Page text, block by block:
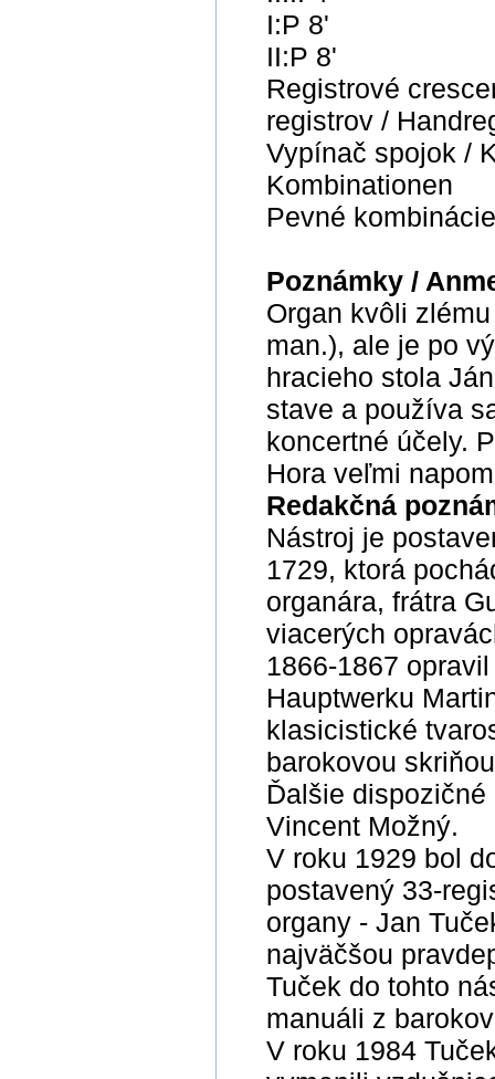
I:P 8'
II:P 8'
Registrové
registrov /
Vypínač spojok /
Kombinationen
Pevné
Poznámky /
Organ kvôli
man.), ale je po
hracieho stola
stave a používa
koncertné účely.
Hora veľmi
Redakčná
Nástroj je
1729, ktorá
organára, frátra
viacerých
1866-1867
Hauptwerku
klasicistické
barokovou
Ďalšie
Vincent Možný.
V roku 1929 bol
postavený 33-
organy - Jan
najväčšou
Tuček do tohto
manuáli z
V roku 1984